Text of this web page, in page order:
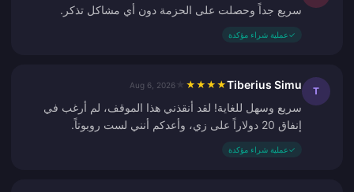
سريع جداً وحصلت على الحزمة دون أي مشاكل تذكر.
✓عملية شراء مؤكدة
T
Tiberius Simu
★
★
★
★
Aug 6, 2026
سريع وسهل للغاية! لقد أنقذني هذا الموقف، لم أرغب في
إنفاق 20 دولاراً على زي، وأعدكم أنني لست روبوتاً.
✓عملية شراء مؤكدة